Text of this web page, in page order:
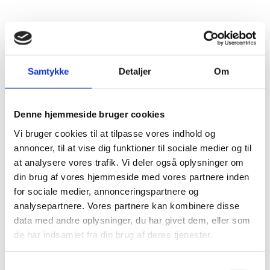
Samtykke Detaljer Om
Denne hjemmeside bruger cookies
Vi bruger cookies til at tilpasse vores indhold og
annoncer, til at vise dig funktioner til sociale medier og til
at analysere vores trafik. Vi deler også oplysninger om
din brug af vores hjemmeside med vores partnere inden
for sociale medier, annonceringspartnere og
analysepartnere. Vores partnere kan kombinere disse
data med andre oplysninger, du har givet dem, eller som
de har indsamlet fra din brug af deres tjenester.
BRANDSKABE
BATTERISKABE
SERVERSKABE
VÅBENSKABE
MOBILHOTEL
MEDICINSKABE TIL PLEJEHJEM/BOSTEDER
OPBEVARINGSSKABE / SMÅRUMSSKABE
BRUGTE SKABE - LAGERSALG